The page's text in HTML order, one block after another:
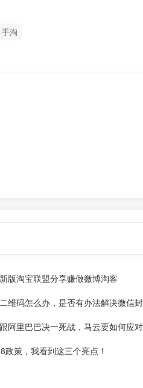
手淘
版淘宝联盟分享赚做微博淘客
维码怎么办，是否有办法解决微信
阿里巴巴决一死战，马云要如何应对
策，我看到这三个亮点！